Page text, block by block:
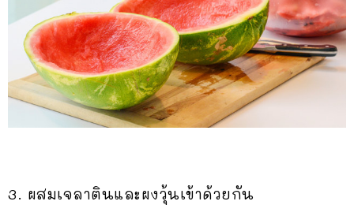
3. ผสมเจลาตินและผงวุ้นเข้าด้วยกัน